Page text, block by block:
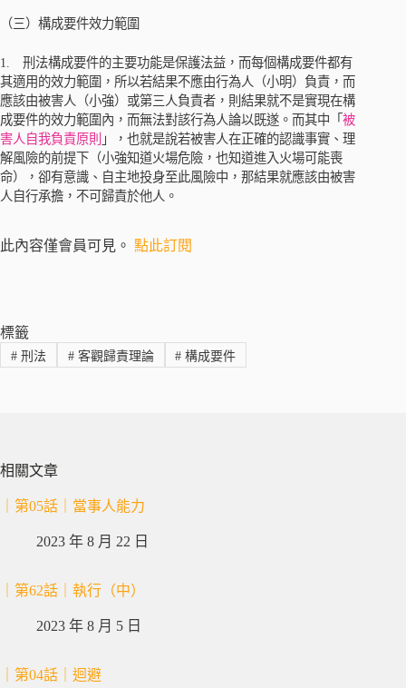
（三）構成要件效力範圍
1. 刑法構成要件的主要功能是保護法益，而每個構成要件都有
其適用的效力範圍，所以若結果不應由行為人（小明）負責，而
應該由被害人（小強）或第三人負責者，則結果就不是實現在構
成要件的效力範圍內，而無法對該行為人論以既遂。而其中「被
害人自我負責原則 」，也就是說若被害人在正確的認識事實、理
解風險的前提下（小強知道火場危險，也知道進入火場可能喪
命），卻有意識、自主地投身至此風險中，那結果就應該由被害
人自行承擔，不可歸責於他人。
此內容僅會員可見。 點此訂閱
標籤
#刑法 #客觀歸責理論 # 構成要件
相關文章
｜第05話｜當事人能力
2023 年 8 月 22 日
｜第62話｜執行（中）
2023 年 8 月 5 日
｜第04話｜迴避